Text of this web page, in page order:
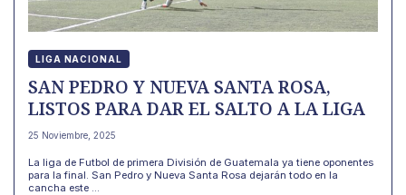
LIGA NACIONAL
SAN PEDRO Y NUEVA SANTA ROSA,
LISTOS PARA DAR EL SALTO A LA LIGA
25 Noviembre, 2025
La liga de Futbol de primera División de Guatemala ya tiene oponentes
para la final. San Pedro y Nueva Santa Rosa dejarán todo en la
cancha este ...